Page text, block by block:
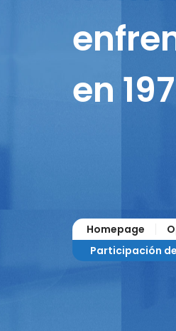
en
Homepage
Participación